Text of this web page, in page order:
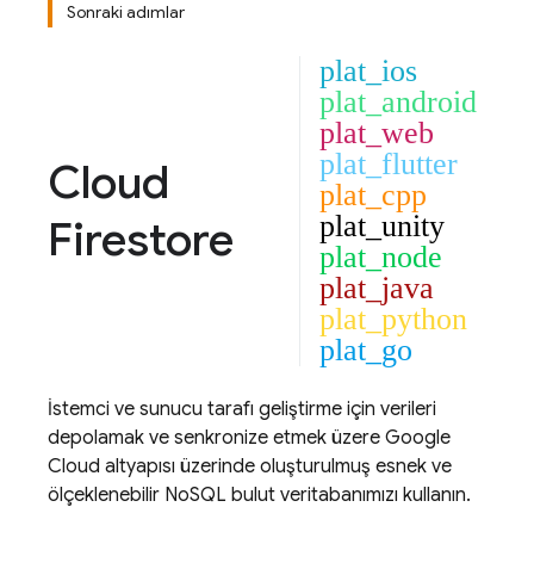
Sonraki adımlar
Cloud
Firestore
plat_ios
plat_android
plat_web
plat_flutter
plat_cpp
plat_unity
plat_node
plat_java
plat_python
plat_go
İstemci ve sunucu tarafı geliştirme için verileri
depolamak ve senkronize etmek üzere Google
Cloud altyapısı üzerinde oluşturulmuş esnek ve
ölçeklenebilir NoSQL bulut veritabanımızı kullanın.